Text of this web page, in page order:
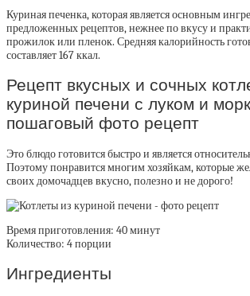
Куриная печенка, которая является основным
предложенных рецептов, нежнее по вкусу и
прожилок или пленок. Средняя калорийность
составляет 167 ккал.
Рецепт вкусных и сочных
куриной печени с луком и
пошаговый фото рецепт
Это блюдо готовится быстро и является
Поэтому понравится многим хозяйкам, которые
своих домочадцев вкусно, полезно и не дорого!
Время приготовления: 40 минут
Количество: 4 порции
Ингредиенты